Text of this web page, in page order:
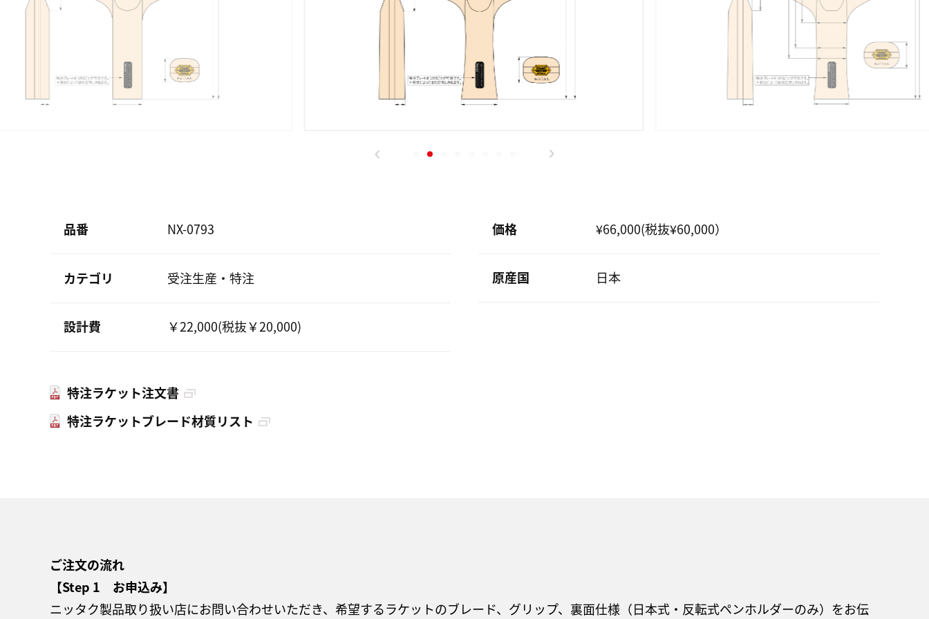
品番 NX-0793 価格 ¥66,000(税抜¥60,000）
カテゴリ 受注生産・特注 原産国 日本
設計費 ￥22,000(税抜￥20,000)
特注ラケット注文書
特注ラケットブレード材質リスト
ご注文の流れ
【Step 1 お申込み】
ニッタク製品取り扱い店にお問い合わせいただき、希望するラケットのブレード、グリップ、裏面仕様（日本式・反転式ペンホルダーのみ）をお伝